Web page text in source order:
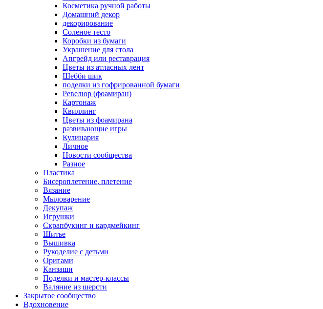
Косметика ручной работы
Домашний декор
декорирование
Соленое тесто
Коробки из бумаги
Украшение для стола
Апгрейд или реставрация
Цветы из атласных лент
Шебби шик
поделки из гофрированной бумаги
Ревелюр (фоамиран)
Картонаж
Квиллинг
Цветы из фоамирана
развивающие игры
Кулинария
Личное
Новости сообщества
Разное
Пластика
Бисероплетение, плетение
Вязание
Мыловарение
Декупаж
Игрушки
Скрапбукинг и кардмейкинг
Шитье
Вышивка
Рукоделие с детьми
Оригами
Канзаши
Поделки и мастер-классы
Валяние из шерсти
Закрытое сообщество
Вдохновение